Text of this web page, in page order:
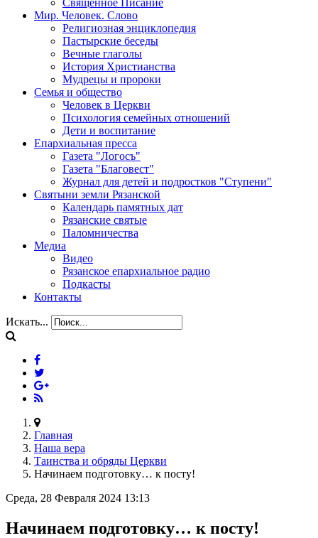
Священное Писание
Мир. Человек. Слово
Религиозная энциклопедия
Пастырские беседы
Вечные глаголы
История Христианства
Мудрецы и пророки
Семья и общество
Человек в Церкви
Психология семейных отношений
Дети и воспитание
Епархиальная пресса
Газета "Логосъ"
Газета "Благовест"
Журнал для детей и подростков "Ступени"
Святыни земли Рязанской
Календарь памятных дат
Рязанские святые
Паломничества
Медиа
Видео
Рязанское епархиальное радио
Подкасты
Контакты
Искать...
Главная
Наша вера
Таинства и обряды Церкви
Начинаем подготовку… к посту!
Среда, 28 Февраля 2024 13:13
Начинаем подготовку… к посту!